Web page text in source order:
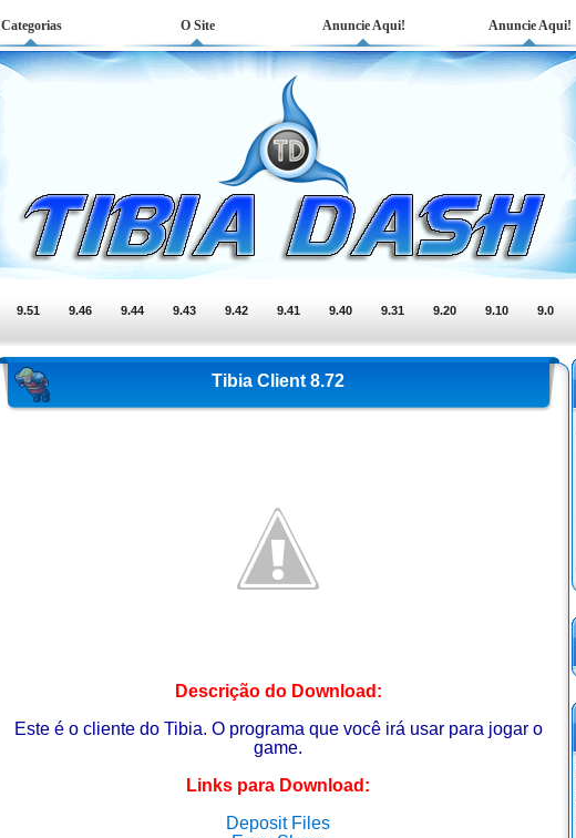
Categorias O Site Anuncie Aqui! Anuncie Aqui!
9.51 9.46 9.44 9.43 9.42 9.41 9.40 9.31 9.20 9.10 9.0
Tibia Client 8.72
Descrição do Download:
Este é o cliente do Tibia. O programa que você irá usar para jogar o
game.
Links para Download:
Deposit Files